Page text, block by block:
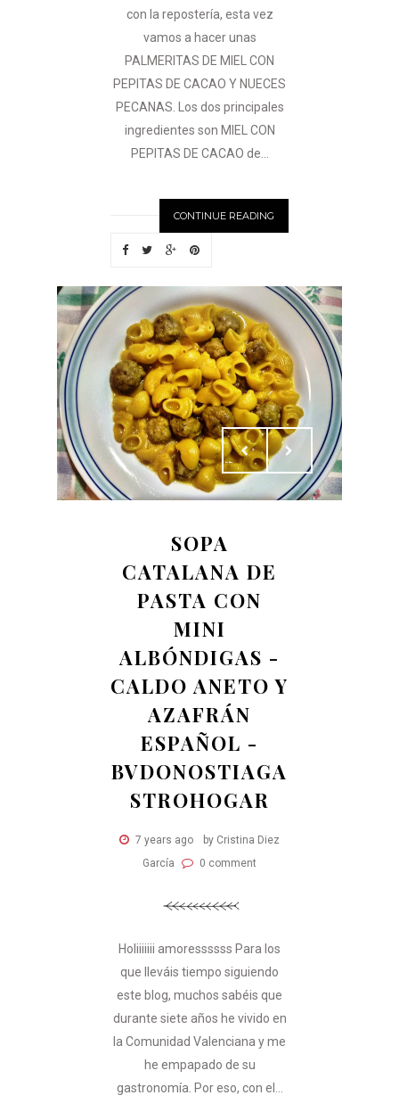
con la repostería, esta vez
vamos a hacer unas
PALMERITAS DE MIEL CON
PEPITAS DE CACAO Y NUECES
PECANAS. Los dos principales
ingredientes son MIEL CON
PEPITAS DE CACAO de...
CONTINUE READING
SOPA
CATALANA DE
PASTA CON
MINI
ALBÓNDIGAS -
CALDO ANETO Y
AZAFRÁN
ESPAÑOL -
BVDONOSTIAGA
STROHOGAR
7 years ago
by Cristina Diez
García
0 comment
Holiiiiiii amoressssss Para los
que lleváis tiempo siguiendo
este blog, muchos sabéis que
durante siete años he vivido en
la Comunidad Valenciana y me
he empapado de su
gastronomía. Por eso, con el...